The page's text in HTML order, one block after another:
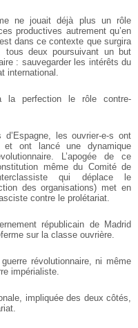
ne jouait déjà plus un rôle
productives autrement qu’en
dans ce contexte que surgira
tous deux poursuivant un but
: sauvegarder les intérêts du
international.
la perfection le rôle contre-
les ouvrier-e-s ont
ont lancé une dynamique
L’apogée de ce
même du Comité de
qui déplace le
des organisations) met en
contre le prolétariat.
républicain de Madrid
sur la classe ouvrière.
révolutionnaire, ni même
impérialiste.
impliquée des deux côtés,